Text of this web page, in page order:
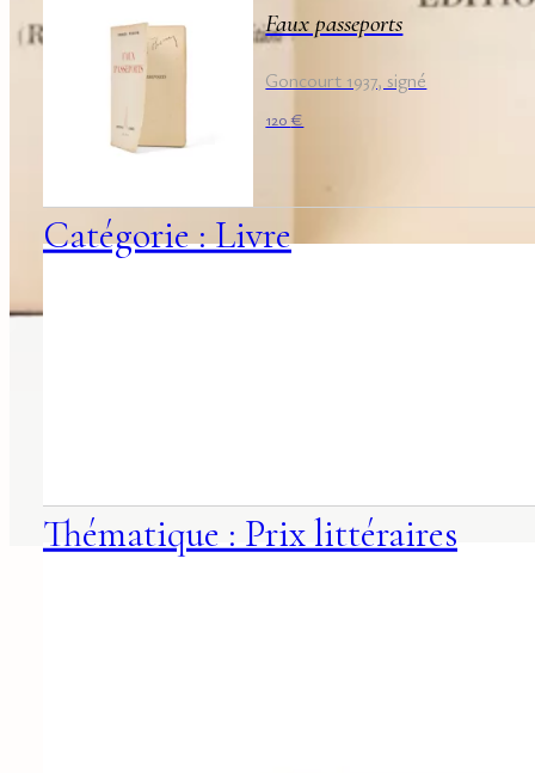
Faux passeports
Goncourt 1937, signé
120 €
Catégorie : Livre
Thématique : Prix littéraires